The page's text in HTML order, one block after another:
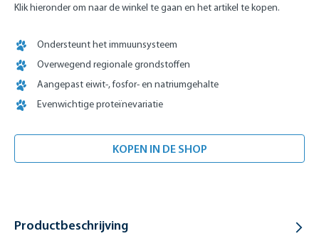
Klik hieronder om naar de winkel te gaan en het artikel te kopen.
Ondersteunt het immuunsysteem
Overwegend regionale grondstoffen
Aangepast eiwit-, fosfor- en natriumgehalte
Evenwichtige proteïnevariatie
KOPEN IN DE SHOP
Productbeschrijving